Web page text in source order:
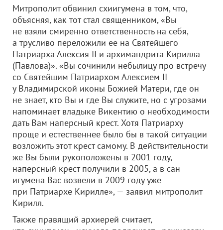
Митрополит обвинил схиигумена в том, что,
объясняя, как тот стал священником, «Вы
не взяли смиренно ответственность на себя,
а трусливо переложили ее на Святейшего
Патриарха Алексия II и архимандрита Кирилла
(Павлова)». «Вы сочинили небылицу про встречу
со Святейшим Патриархом Алексием II
у Владимирской иконы Божией Матери, где он
не знает, кто Вы и где Вы служите, но с угрозами
напоминает владыке Викентию о необходимости
дать Вам наперсный крест. Хотя Патриарху
проще и естественнее было бы в такой ситуации
возложить этот крест самому. В действительности
же Вы были рукоположены в 2001 году,
наперсный крест получили в 2005, а в сан
игумена Вас возвели в 2009 году уже
при Патриархе Кирилле», — заявил митрополит
Кирилл.
Также правящий архиерей считает,